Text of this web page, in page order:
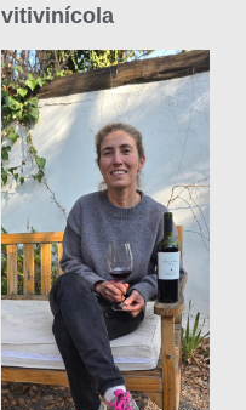
vitivinícola